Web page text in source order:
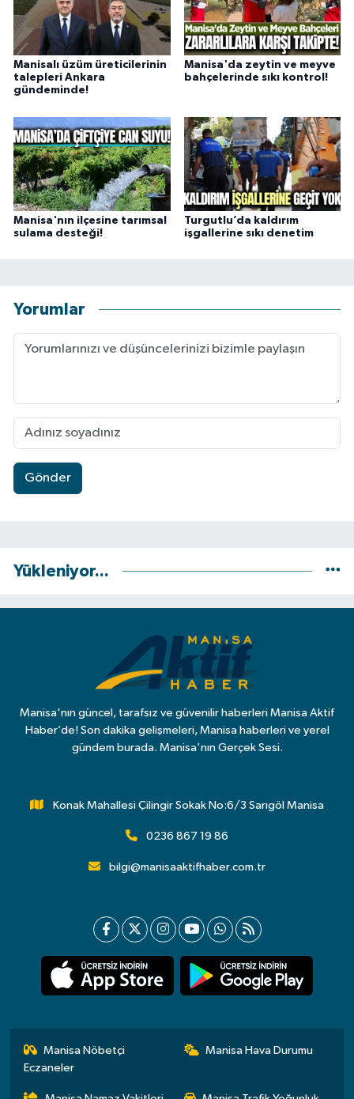
Manisalı üzüm üreticilerinin
talepleri Ankara
gündeminde!
Manisa'da zeytin ve meyve
bahçelerinde sıkı kontrol!
Manisa'nın ilçesine tarımsal
sulama desteği!
Turgutlu’da kaldırım
işgallerine sıkı denetim
Yorumlar
Gönder
Yükleniyor...
Manisa'nın güncel, tarafsız ve güvenilir haberleri Manisa Aktif
Haber’de! Son dakika gelişmeleri, Manisa haberleri ve yerel
gündem burada. Manisa'nın Gerçek Sesi.
Konak Mahallesi Çilingir Sokak No:6/3 Sarıgöl Manisa
0236 867 19 86
bilgi@manisaaktifhaber.com.tr
Manisa Nöbetçi
Eczaneler
Manisa Hava Durumu